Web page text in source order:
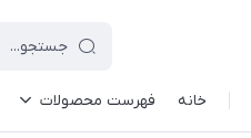
خانه فهرست محصولات